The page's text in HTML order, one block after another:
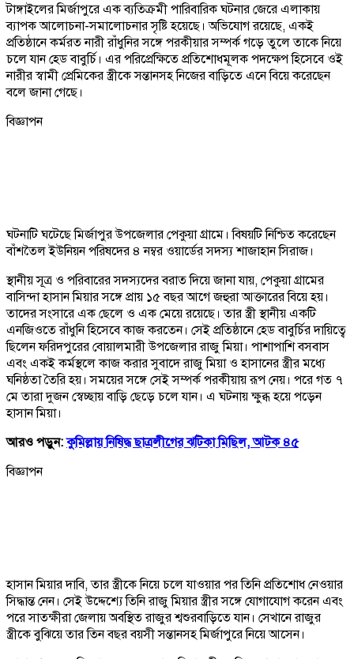
টাঙ্গাইলের মির্জাপুরে এক ব্যতিক্রমী পারিবারিক ঘটনার জেরে এলাকায়
ব্যাপক আলোচনা-সমালোচনার সৃষ্টি হয়েছে। অভিযোগ রয়েছে, একই
প্রতিষ্ঠানে কর্মরত নারী রাঁধুনির সঙ্গে পরকীয়ার সম্পর্ক গড়ে তুলে তাকে নিয়ে
চলে যান হেড বাবুর্চি। এর পরিপ্রেক্ষিতে প্রতিশোধমূলক পদক্ষেপ হিসেবে ওই
নারীর স্বামী প্রেমিকের স্ত্রীকে সন্তানসহ নিজের বাড়িতে এনে বিয়ে করেছেন
বলে জানা গেছে।
বিজ্ঞাপন
ঘটনাটি ঘটেছে মির্জাপুর উপজেলার পেকুয়া গ্রামে। বিষয়টি নিশ্চিত করেছেন
বাঁশতৈল ইউনিয়ন পরিষদের ৪ নম্বর ওয়ার্ডের সদস্য শাজাহান সিরাজ।
স্থানীয় সূত্র ও পরিবারের সদস্যদের বরাত দিয়ে জানা যায়, পেকুয়া গ্রামের
বাসিন্দা হাসান মিয়ার সঙ্গে প্রায় ১৫ বছর আগে জহুরা আক্তারের বিয়ে হয়।
তাদের সংসারে এক ছেলে ও এক মেয়ে রয়েছে। তার স্ত্রী স্থানীয় একটি
এনজিওতে রাঁধুনি হিসেবে কাজ করতেন। সেই প্রতিষ্ঠানে হেড বাবুর্চির দায়িত্বে
ছিলেন ফরিদপুরের বোয়ালমারী উপজেলার রাজু মিয়া। পাশাপাশি বসবাস
এবং একই কর্মস্থলে কাজ করার সুবাদে রাজু মিয়া ও হাসানের স্ত্রীর মধ্যে
ঘনিষ্ঠতা তৈরি হয়। সময়ের সঙ্গে সেই সম্পর্ক পরকীয়ায় রূপ নেয়। পরে গত ৭
মে তারা দুজন স্বেচ্ছায় বাড়ি ছেড়ে চলে যান। এ ঘটনায় ক্ষুব্ধ হয়ে পড়েন
হাসান মিয়া।
আরও পড়ুন:কুমিল্লায় নিষিদ্ধ ছাত্রলীগের ঝটিকা মিছিল, আটক ৪৫
বিজ্ঞাপন
হাসান মিয়ার দাবি, তার স্ত্রীকে নিয়ে চলে যাওয়ার পর তিনি প্রতিশোধ নেওয়ার
সিদ্ধান্ত নেন। সেই উদ্দেশ্যে তিনি রাজু মিয়ার স্ত্রীর সঙ্গে যোগাযোগ করেন এবং
পরে সাতক্ষীরা জেলায় অবস্থিত রাজুর শ্বশুরবাড়িতে যান। সেখানে রাজুর
স্ত্রীকে বুঝিয়ে তার তিন বছর বয়সী সন্তানসহ মির্জাপুরে নিয়ে আসেন।